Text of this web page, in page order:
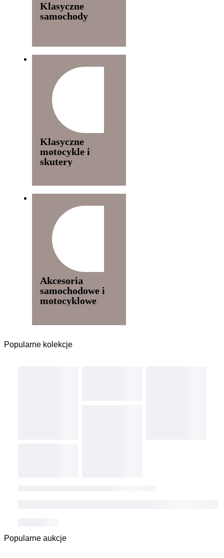
Klasyczne
samochody
Klasyczne
motocykle i
skutery
Akcesoria
samochodowe i
motocyklowe
Popularne kolekcje
Popularne aukcje